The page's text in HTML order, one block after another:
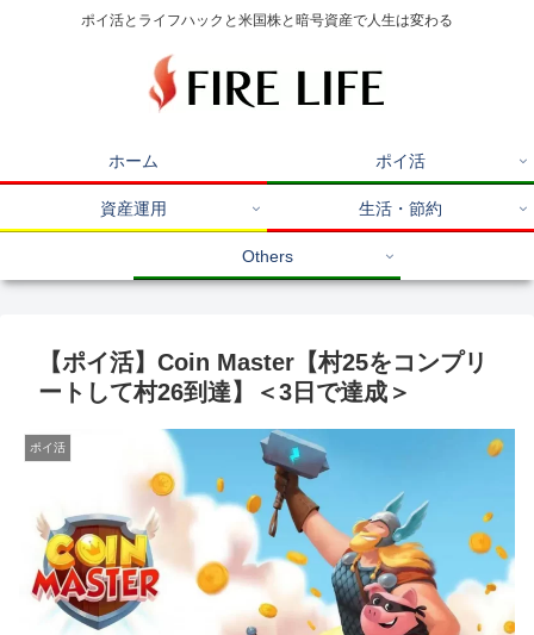
ポイ活とライフハックと米国株と暗号資産で人生は変わる
ホーム ポイ活
資産運用 生活・節約
Others
【ポイ活】Coin Master【村25をコンプリ
ートして村26到達】＜3日で達成＞
ポイ活